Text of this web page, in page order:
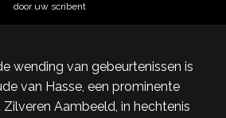
door uw scribent
wending van gebeurtenissen is
van Hasse, een prominente
Aambeeld, in hechtenis